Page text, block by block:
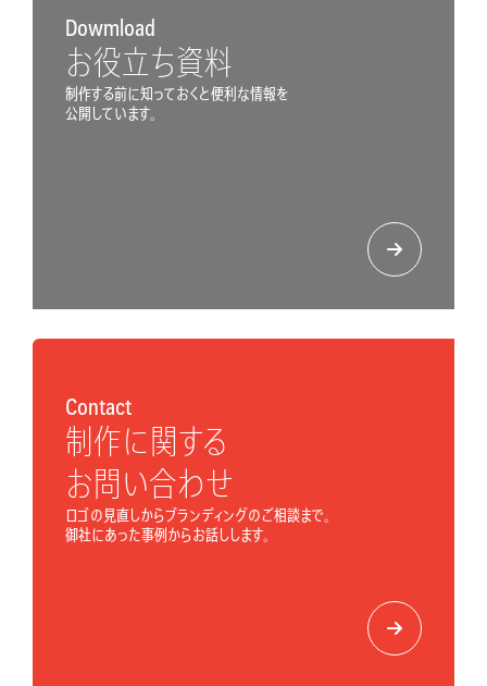
Dowmload
お役立ち資料
制作する前に知っておくと便利な情報を
公開しています。
Contact
制作に関する
お問い合わせ
ロゴの見直しからブランディングのご相談まで。
御社にあった事例からお話しします。